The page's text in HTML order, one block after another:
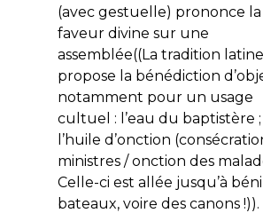
(avec gestuelle) prononce la
faveur divine sur une
assemblée((La tradition latine
propose la bénédiction
notamment pour un usage
cultuel : l’eau du baptistère ;
l’huile d’onction
ministres / onction des
Celle-ci est allée jusqu’à
bateaux, voire des canons